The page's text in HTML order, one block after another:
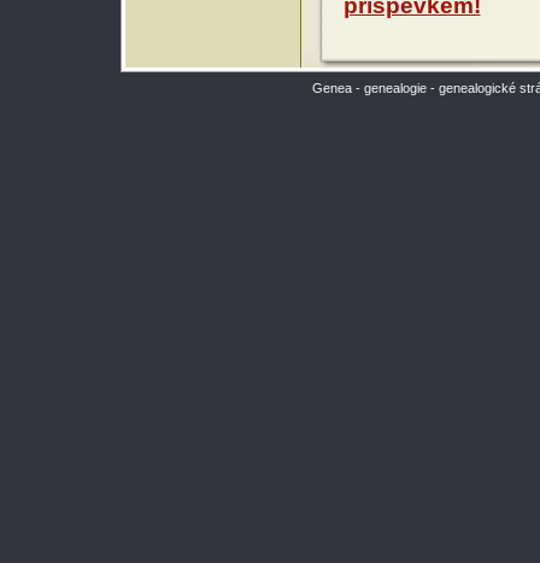
příspěvkem!
Genea - genealogie - genealogické